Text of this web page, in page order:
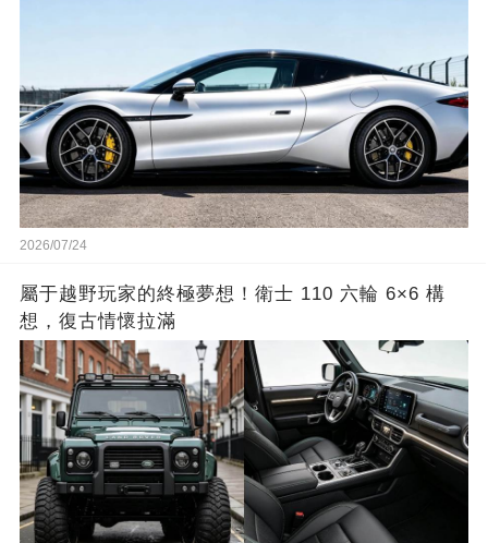
2026/07/24
屬于越野玩家的終極夢想！衛士 110 六輪 6×6 構
想，復古情懷拉滿